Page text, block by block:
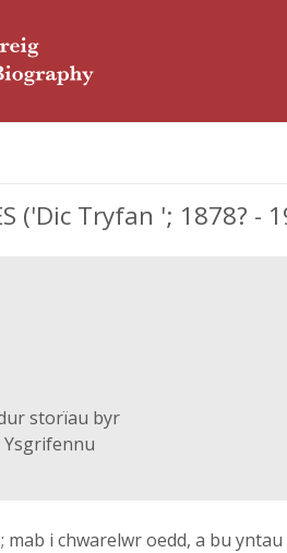
('Dic Tryfan ';
storïau byr
Ysgrifennu
i chwarelwr oedd, a bu